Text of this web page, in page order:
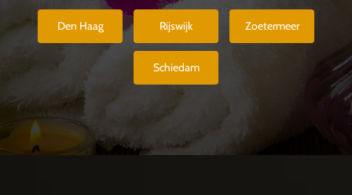
Den Haag Rijswijk Zoetermeer
Schiedam